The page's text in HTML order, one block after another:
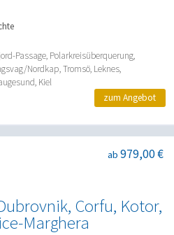
Passage, Polarkreisüberquerung,
Nordkap, Tromsö, Leknes,
Kiel
zum Angebot
Corfu, Kotor,
Marghera
ab 979,00 €